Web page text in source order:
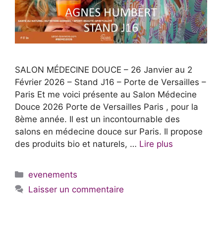
SALON MÉDECINE DOUCE – 26 Janvier au 2
Février 2026 – Stand J16 – Porte de Versailles –
Paris Et me voici présente au Salon Médecine
Douce 2026 Porte de Versailles Paris , pour la
8ème année. Il est un incontournable des
salons en médecine douce sur Paris. Il propose
des produits bio et naturels, … Lire plus
Catégories
evenements
Laisser un commentaire